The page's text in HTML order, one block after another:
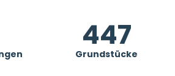
447
Grundstücke